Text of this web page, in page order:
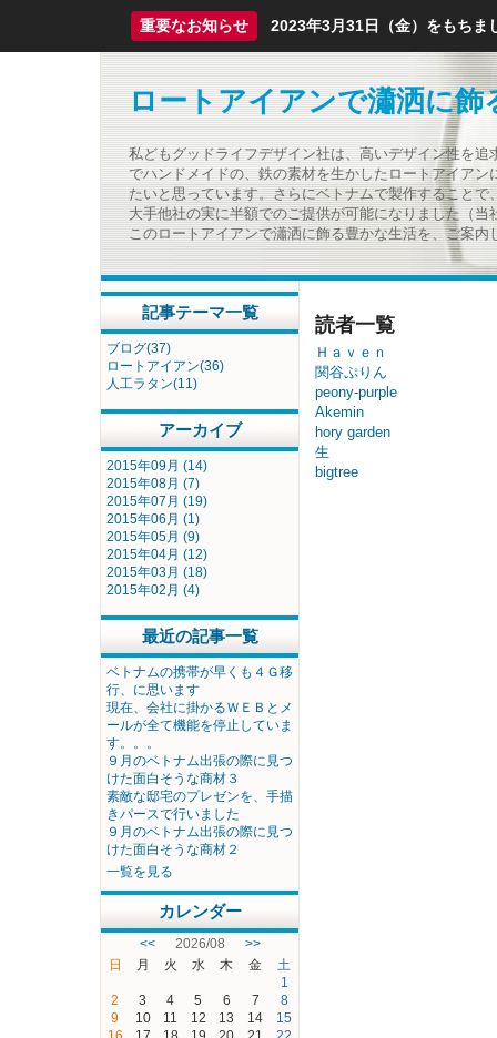
重要なお知らせ 2023年3月31日（金）をもちま
ロートアイアンで瀟洒に飾
私どもグッドライフデザイン社は、高いデザイン性を追
でハンドメイドの、鉄の素材を生かしたロートアイアン
たいと思っています。さらにベトナムで製作することで
大手他社の実に半額でのご提供が可能になりました（当
このロートアイアンで瀟洒に飾る豊かな生活を、ご案内
読者一覧
Ｈａｖｅｎ
関谷ぷりん
peony-purple
Akemin
hory garden
生
bigtree
記事テーマ一覧
ブログ(37)
ロートアイアン(36)
人工ラタン(11)
アーカイブ
2015年09月 (14)
2015年08月 (7)
2015年07月 (19)
2015年06月 (1)
2015年05月 (9)
2015年04月 (12)
2015年03月 (18)
2015年02月 (4)
最近の記事一覧
ベトナムの携帯が早くも４Ｇ移
行、に思います
現在、会社に掛かるＷＥＢとメ
ールが全て機能を停止していま
す。。。
９月のベトナム出張の際に見つ
けた面白そうな商材３
素敵な邸宅のプレゼンを、手描
きパースで行いました
９月のベトナム出張の際に見つ
けた面白そうな商材２
一覧を見る
カレンダー
<<2026/08 >>
日
月 火 水 木 金
土
1
2
3 4 5 6 7
8
9
10 11 12 13 14
15